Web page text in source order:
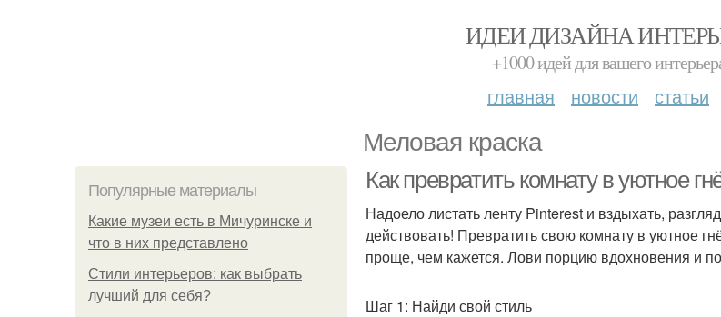
ИДЕИ ДИЗАЙНА
+1000 идей для вашего
главная новости статьи
Меловая краска
Популярные материалы
Какие музеи есть в Мичуринске и
что в них представлено
Стили интерьеров: как выбрать
лучший для себя?
Как превратить комнату в уютное
Надоело листать ленту Pinterest и вздыхать,
действовать! Превратить свою комнату в уютное
проще, чем кажется. Лови порцию вдохновения и
Шаг 1: Найди свой стиль